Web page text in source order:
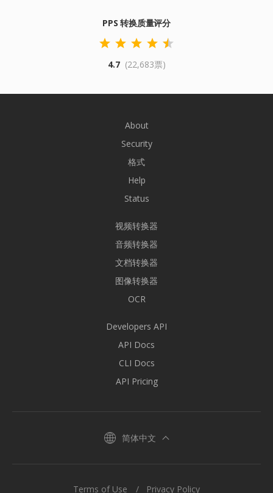
PPS 转换质量评分
4.7 (22,683票)
About
Security
格式
Help
Status
视频转换器
音频转换器
文档转换器
图像转换器
OCR
Developers API
API Docs
CLI Docs
API Pricing
简体中文
Terms of Use Privacy Policy